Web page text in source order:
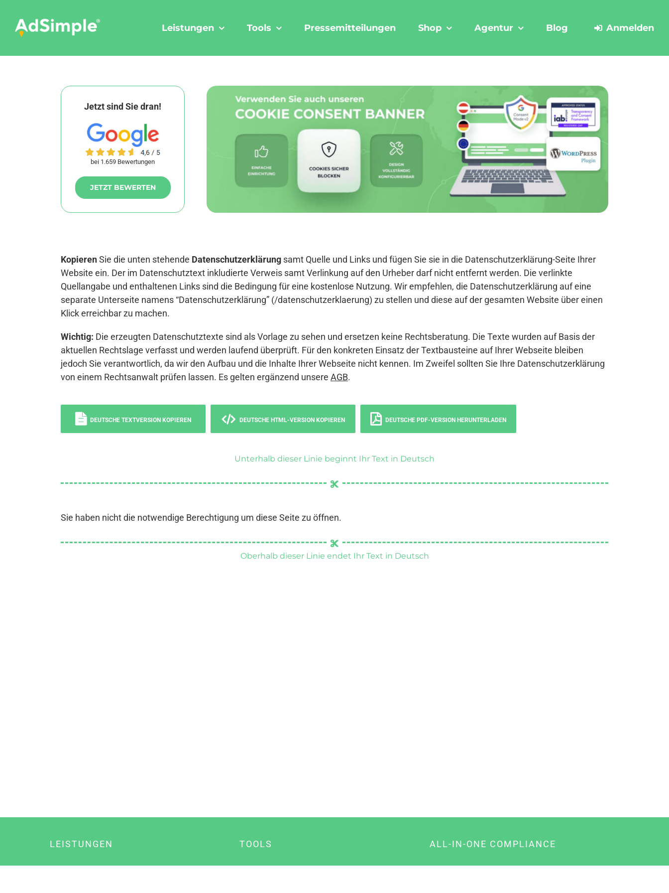
content
Leistungen Tools Pressemitteilungen Shop Agentur Blog Anmelden
Jetzt sind Sie dran!
bei 1.659 Bewertungen
JETZT BEWERTEN
KopierenSie die unten stehende Datenschutzerklärung samt Quelle und Links und fügen Sie sie in die Datenschutzerklärung-Seite Ihrer
Website ein. Der im Datenschutztext inkludierte Verweis samt Verlinkung auf den Urheber darf nicht entfernt werden. Die verlinkte
Quellangabe und enthaltenen Links sind die Bedingung für eine kostenlose Nutzung. Wir empfehlen, die Datenschutzerklärung auf eine
separate Unterseite namens “Datenschutzerklärung” (/datenschutzerklaerung) zu stellen und diese auf der gesamten Website über einen
Klick erreichbar zu machen.
Wichtig: Die erzeugten Datenschutztexte sind als Vorlage zu sehen und ersetzen keine Rechtsberatung. Die Texte wurden auf Basis der
aktuellen Rechtslage verfasst und werden laufend überprüft. Für den konkreten Einsatz der Textbausteine auf Ihrer Webseite bleiben
jedoch Sie verantwortlich, da wir den Aufbau und die Inhalte Ihrer Webseite nicht kennen. Im Zweifel sollten Sie Ihre Datenschutzerklärung
von einem Rechtsanwalt prüfen lassen. Es gelten ergänzend unsere AGB.
DEUTSCHE TEXTVERSION KOPIEREN DEUTSCHE HTML-VERSION KOPIEREN DEUTSCHE PDF-VERSION HERUNTERLADEN
Unterhalb dieser Linie beginnt Ihr Text in Deutsch
Sie haben nicht die notwendige Berechtigung um diese Seite zu öffnen.
Oberhalb dieser Linie endet Ihr Text in Deutsch
LEISTUNGEN TOOLS ALL-IN-ONE COMPLIANCE